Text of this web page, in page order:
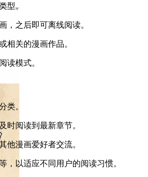
型。
，之后即可离线阅读。
相关的漫画作品。
读模式。
类。
时阅读到最新章节。
他漫画爱好者交流。
，以适应不同用户的阅读习惯。